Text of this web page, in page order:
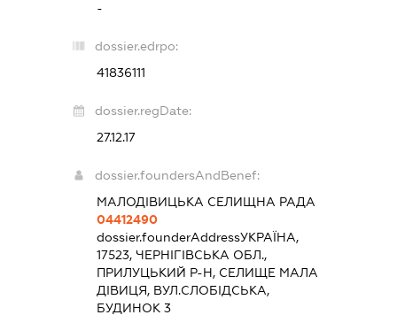
-
dossier.edrpo:
41836111
dossier.regDate:
27.12.17
dossier.foundersAndBenef:
МАЛОДІВИЦЬКА СЕЛИЩНА РАДА
04412490
dossier.founderAddressУКРАЇНА,
17523, ЧЕРНІГІВСЬКА ОБЛ.,
ПРИЛУЦЬКИЙ Р-Н, СЕЛИЩЕ МАЛА
ДІВИЦЯ, ВУЛ.СЛОБІДСЬКА,
БУДИНОК 3